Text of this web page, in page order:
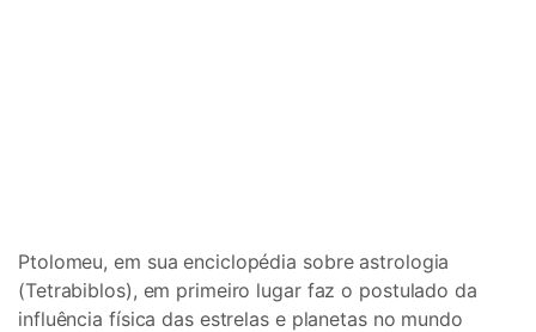
Ptolomeu, em sua enciclopédia sobre astrologia
(Tetrabiblos), em primeiro lugar faz o postulado da
influência física das estrelas e planetas no mundo